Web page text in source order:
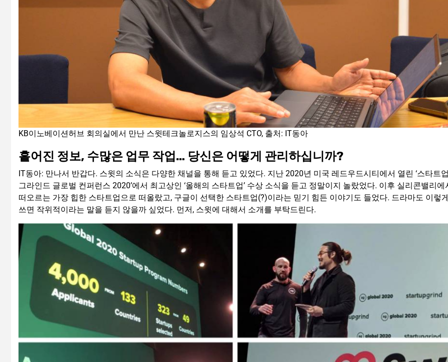
KB이노베이션허브 회의실에서 만난 스윗테크놀로지스의 임상석 CTO, 출처: IT동아
흩어진 정보, 수많은 업무 작업… 당신은 어떻게 관리하십니까?
IT동아: 만나서 반갑다. 스윗의 소식은 다양한 채널을 통해 듣고 있었다. 지난 2020년 미국 레드우드시티에서 열린 ‘스타트업
그라인드 글로벌 컨퍼런스 2020’에서 최고상인 ‘올해의 스타트업’ 수상 소식을 듣고 정말이지 놀랐었다. 이후 실리콘밸리에
떠오르는 가장 힙한 스타트업으로 떠올랐고, 구글이 선택한 스타트업(?)이라는 믿기 힘든 이야기도 들었다. 드라마도 이렇게
쓰면 작위적이라는 말을 듣지 않을까 싶었다. 먼저, 스윗에 대해서 소개를 부탁드린다.